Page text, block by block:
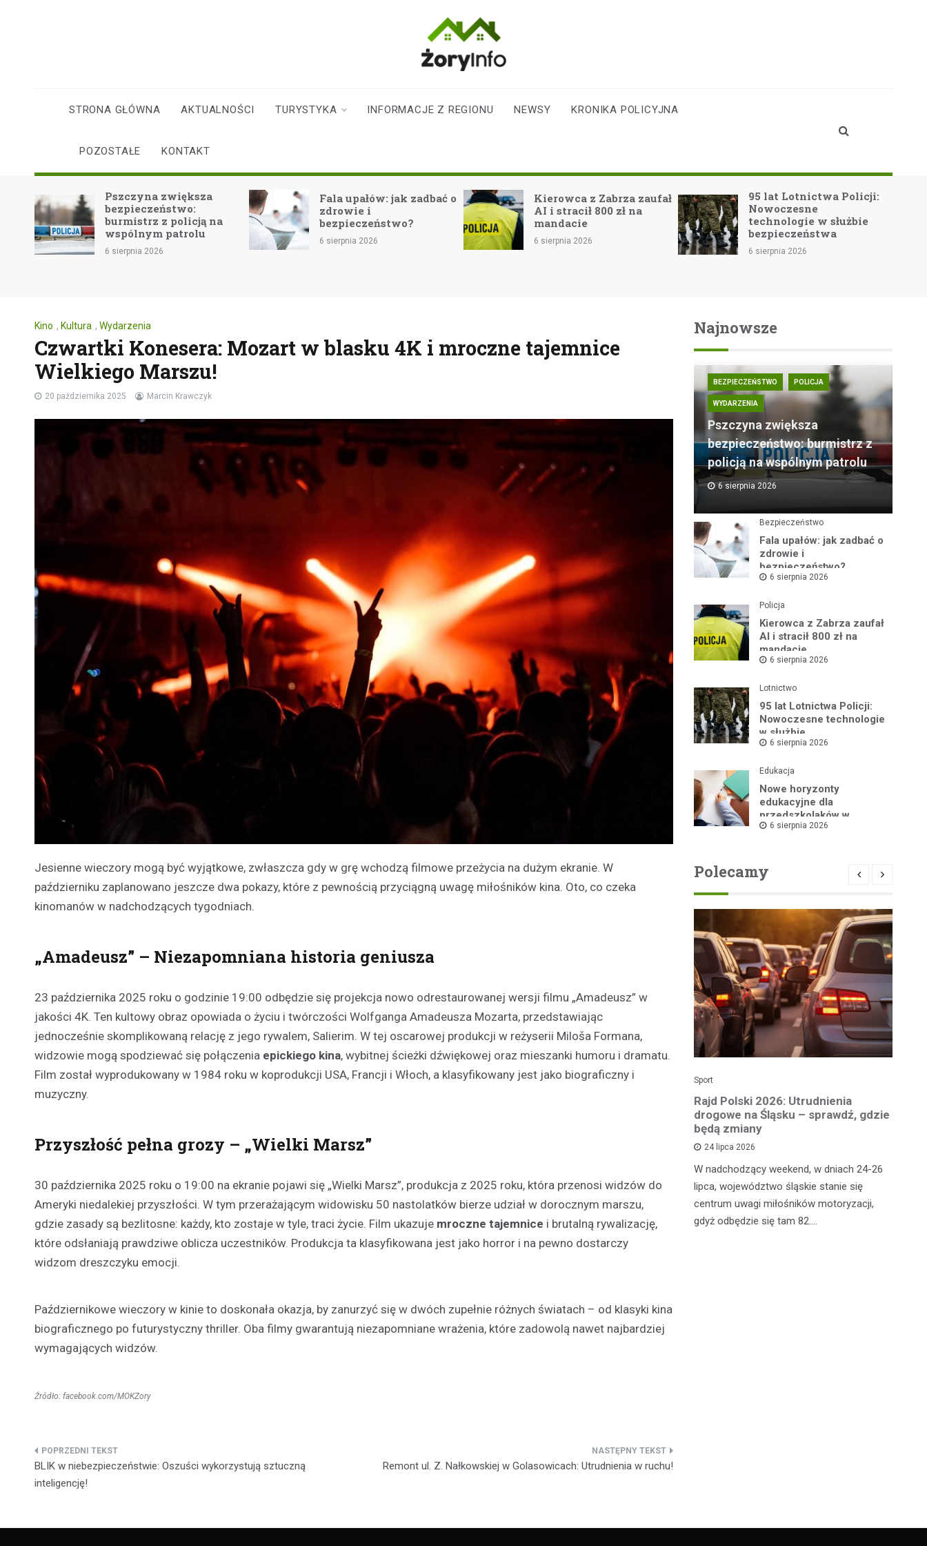
mieszkańców
Żor
STRONA GŁÓWNA AKTUALNOŚCI TURYSTYKA INFORMACJE Z REGIONU NEWSY KRONIKA POLICYJNA
POZOSTAŁE KONTAKT
Pszczyna zwiększa
bezpieczeństwo:
burmistrz z policją na
wspólnym patrolu
6 sierpnia 2026
Fala upałów: jak zadbać o
zdrowie i
bezpieczeństwo?
6 sierpnia 2026
Kierowca z Zabrza zaufał
AI i stracił 800 zł na
mandacie
6 sierpnia 2026
95 lat Lotnictwa Policji:
Nowoczesne
technologie w służbie
bezpieczeństwa
6 sierpnia 2026
Kino , Kultura , Wydarzenia
Czwartki Konesera: Mozart w blasku 4K i mroczne tajemnice
Wielkiego Marszu!
20 października 2025 Marcin Krawczyk
Jesienne wieczory mogą być wyjątkowe, zwłaszcza gdy w grę wchodzą filmowe przeżycia na dużym ekranie. W
październiku zaplanowano jeszcze dwa pokazy, które z pewnością przyciągną uwagę miłośników kina. Oto, co czeka
kinomanów w nadchodzących tygodniach.
„Amadeusz” – Niezapomniana historia geniusza
23 października 2025 roku o godzinie 19:00 odbędzie się projekcja nowo odrestaurowanej wersji filmu „Amadeusz” w
jakości 4K. Ten kultowy obraz opowiada o życiu i twórczości Wolfganga Amadeusza Mozarta, przedstawiając
jednocześnie skomplikowaną relację z jego rywalem, Salierim. W tej oscarowej produkcji w reżyserii Miloša Formana,
widzowie mogą spodziewać się połączenia epickiego kina, wybitnej ścieżki dźwiękowej oraz mieszanki humoru i dramatu.
Film został wyprodukowany w 1984 roku w koprodukcji USA, Francji i Włoch, a klasyfikowany jest jako biograficzny i
muzyczny.
Przyszłość pełna grozy – „Wielki Marsz”
30 października 2025 roku o 19:00 na ekranie pojawi się „Wielki Marsz”, produkcja z 2025 roku, która przenosi widzów do
Ameryki niedalekiej przyszłości. W tym przerażającym widowisku 50 nastolatków bierze udział w dorocznym marszu,
gdzie zasady są bezlitosne: każdy, kto zostaje w tyle, traci życie. Film ukazuje mroczne tajemnice i brutalną rywalizację,
które odsłaniają prawdziwe oblicza uczestników. Produkcja ta klasyfikowana jest jako horror i na pewno dostarczy
widzom dreszczyku emocji.
Październikowe wieczory w kinie to doskonała okazja, by zanurzyć się w dwóch zupełnie różnych światach – od klasyki kina
biograficznego po futurystyczny thriller. Oba filmy gwarantują niezapomniane wrażenia, które zadowolą nawet najbardziej
wymagających widzów.
Źródło: facebook.com/MOKZory
Nawigacja
wpisu
BLIK w niebezpieczeństwie: Oszuści wykorzystują sztuczną
inteligencję!
Remont ul. Z. Nałkowskiej w Golasowicach: Utrudnienia w ruchu!
Najnowsze
BEZPIECZEŃSTWO POLICJA
WYDARZENIA
Pszczyna zwiększa
bezpieczeństwo: burmistrz z
policją na wspólnym patrolu
6 sierpnia 2026
Bezpieczeństwo
Fala upałów: jak zadbać o
zdrowie i
bezpieczeństwo?
6 sierpnia 2026
Policja
Kierowca z Zabrza zaufał
AI i stracił 800 zł na
mandacie
6 sierpnia 2026
Lotnictwo
95 lat Lotnictwa Policji:
Nowoczesne technologie
w służbie
bezpieczeństwa
6 sierpnia 2026
Edukacja
Nowe horyzonty
edukacyjne dla
przedszkolaków w
Publicznym Przedszkolu
6 sierpnia 2026
Polecamy
Festyny
Moszczenicy mieli okazję uczestniczyć w
niezwykłym wydarzeniu, które zakończyło
sezon sportowy w UKS Orzeł Moszczenica.
Festyn…
Sport
Rajd Polski 2026: Utrudnienia
drogowe na Śląsku – sprawdź, gdzie
będą zmiany
24 lipca 2026
W nadchodzący weekend, w dniach 24-26
lipca, województwo śląskie stanie się
centrum uwagi miłośników motoryzacji,
gdyż odbędzie się tam 82.…